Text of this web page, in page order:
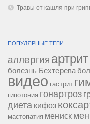
Травы от кашля при
ПОПУЛЯРНЫЕ ТЕГИ
аллергия артрит
болезнь Бехтерева
видео гастрит
гипотония гонартроз
диета кифоз
мастопатия мениск